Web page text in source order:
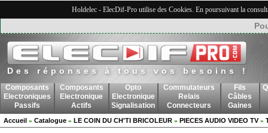
Holdelec - ElecDif-Pro utilise des Cookies. En poursuivant la
Des réponses à tous vos besoins !
Composants
Electroniques
Passifs
Composants
Electronique
Actifs
Opto
Electronique
Signalisation
Commutateurs
Relais
Connecteurs
Fils
Câbles
Gaines
Accueil » Catalogue » LE COIN DU CH'TI BRICOLEUR » PIECES AUDIO VIDEO TV»